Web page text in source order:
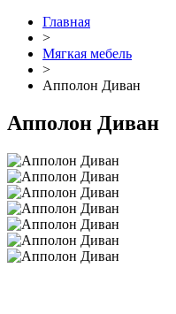
Главная
>
Мягкая мебель
>
Апполон Диван
Апполон Диван